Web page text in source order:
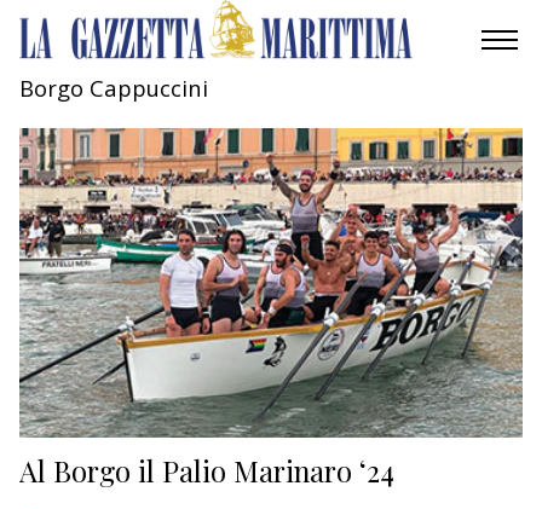
AMBIENTE
MOBILITÀ
INDUSTRIA
RICERCA
ECONOMIA
TURISMO
CULTURA
Borgo Cappuccini
Al Borgo il Palio Marinaro ‘24